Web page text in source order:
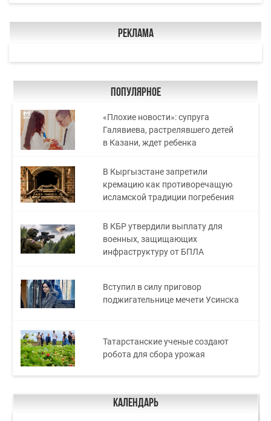
Реклама
Популярное
«Плохие новости»: супруга
Галявиева, растрелявшего детей
в Казани, ждет ребенка
В Кыргызстане запретили
кремацию как противоречащую
исламской традиции погребения
В КБР утвердили выплату для
военных, защищающих
инфраструктуру от БПЛА
Вступил в силу приговор
поджигательнице мечети Усинска
Татарстанские ученые создают
робота для сбора урожая
Календарь